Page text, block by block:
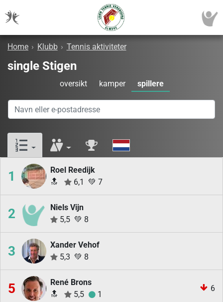
Home › Klubb › Tennis aktiviteter
single Stigen
oversikt kamper spillere
1
Roel Reedijk
🔝
6,1 💚 7
2
Niels Vijn
5,5 💚 8
3
Xander Vehof
5,3 💚 8
5
René Brons
🔝
5,5 1
6